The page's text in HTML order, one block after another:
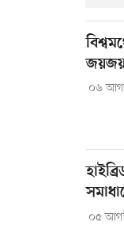
০৬
০৫